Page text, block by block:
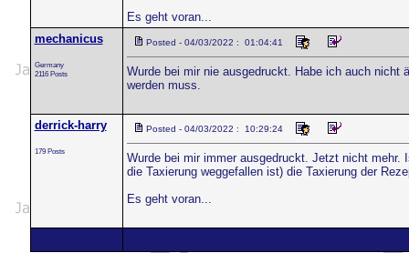
Es geht voran...
mechanicus
Germany
2116 Posts
Posted - 04/03/2022 : 01:04:41
Wurde bei mir nie ausgedruckt. Habe ich auch nicht
werden muss.
derrick-harry
179 Posts
Posted - 04/03/2022 : 10:29:24
Wurde bei mir immer ausgedruckt. Jetzt nicht mehr.
die Taxierung weggefallen ist) die Taxierung der
Es geht voran...